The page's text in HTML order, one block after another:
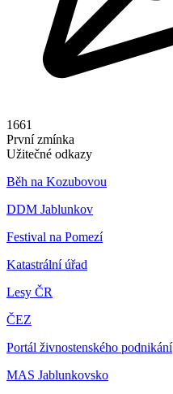
1661
První zmínka
Užitečné odkazy
Běh na Kozubovou
DDM Jablunkov
Festival na Pomezí
Katastrální úřad
Lesy ČR
ČEZ
Portál živnostenského podnikání
MAS Jablunkovsko